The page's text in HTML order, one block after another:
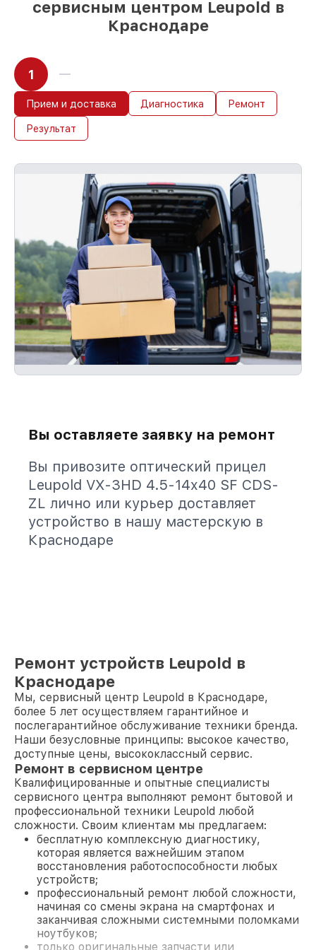
сервисным центром Leupold в
Краснодаре
1
Прием и доставка Диагностика Ремонт
Результат
Вы оставляете заявку на ремонт
Вы привозите оптический прицел
Leupold VX-3HD 4.5-14x40 SF CDS-
ZL лично или курьер доставляет
устройство в нашу мастерскую в
Краснодаре
Ремонт устройств Leupold в
Краснодаре
Мы, сервисный центр Leupold в Краснодаре,
более 5 лет осуществляем гарантийное и
послегарантийное обслуживание техники бренда.
Наши безусловные принципы: высокое качество,
доступные цены, высококлассный сервис.
Ремонт в сервисном центре
Квалифицированные и опытные специалисты
сервисного центра выполняют ремонт бытовой и
профессиональной техники Leupold любой
сложности. Своим клиентам мы предлагаем:
бесплатную комплексную диагностику,
которая является важнейшим этапом
восстановления работоспособности любых
устройств;
профессиональный ремонт любой сложности,
начиная со смены экрана на смартфонах и
заканчивая сложными системными поломками
ноутбуков;
только оригинальные запчасти или